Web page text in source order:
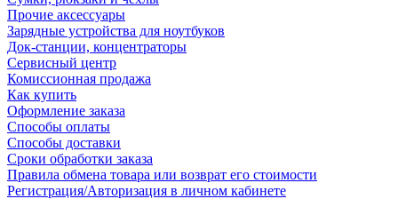
Прочие аксессуары
Зарядные устройства для ноутбуков
Док-станции, концентраторы
Сервисный центр
Комиссионная продажа
Как купить
Оформление заказа
Способы оплаты
Способы доставки
Сроки обработки заказа
Правила обмена товара или возврат его стоимости
Регистрация/Авторизация в личном кабинете